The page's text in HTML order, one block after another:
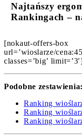
Najtańszy
Rankingach –
[nokaut-
url=’wioslarze/
classes=’big’
Podobne zestawienia:
Ranking
Ranking
Ranking